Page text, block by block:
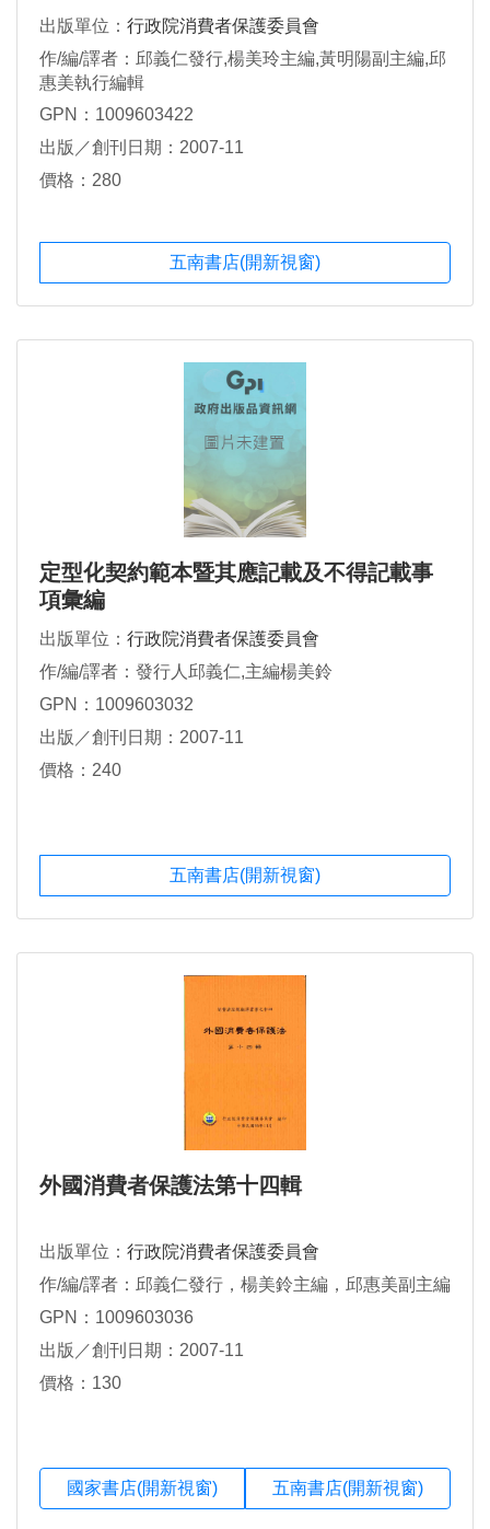
出版單位： 行政院消費者保護委員會
作/編/譯者：邱義仁發行,楊美玲主編,黃明陽副主編,邱
惠美執行編輯
GPN：1009603422
出版／創刊日期：2007-11
價格：280
五南書店(開新視窗)
定型化契約範本暨其應記載及不得記載事
項彙編
出版單位： 行政院消費者保護委員會
作/編/譯者：發行人邱義仁,主編楊美鈴
GPN：1009603032
出版／創刊日期：2007-11
價格：240
五南書店(開新視窗)
外國消費者保護法第十四輯
出版單位： 行政院消費者保護委員會
作/編/譯者：邱義仁發行，楊美鈴主編，邱惠美副主編
GPN：1009603036
出版／創刊日期：2007-11
價格：130
國家書店(開新視窗) 五南書店(開新視窗)